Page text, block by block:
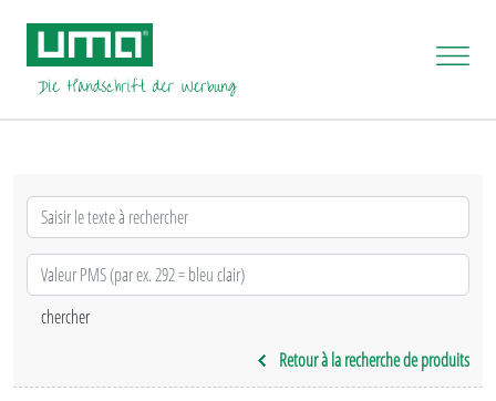
Retour à la recherche de produits